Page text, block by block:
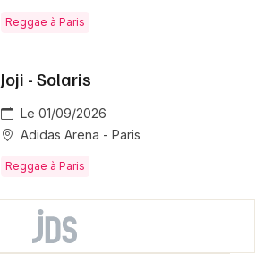
Reggae à Paris
Joji - Solaris
Le 01/09/2026
Adidas Arena - Paris
Reggae à Paris